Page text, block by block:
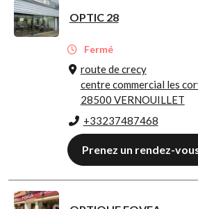
OPTIC 28
Fermé
route de crecy
centre commercial les
28500 VERNOUILLET
+33237487468
Prenez un rendez-